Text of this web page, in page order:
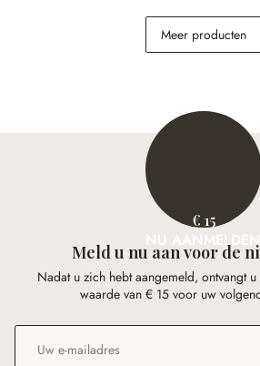
€ 268,00
Meer producten
€ 15
NU AANMELDEN
Meld u nu aan voor de
Nadat u zich hebt aangemeld, ontvangt
waarde van € 15 voor uw
E-mailadres